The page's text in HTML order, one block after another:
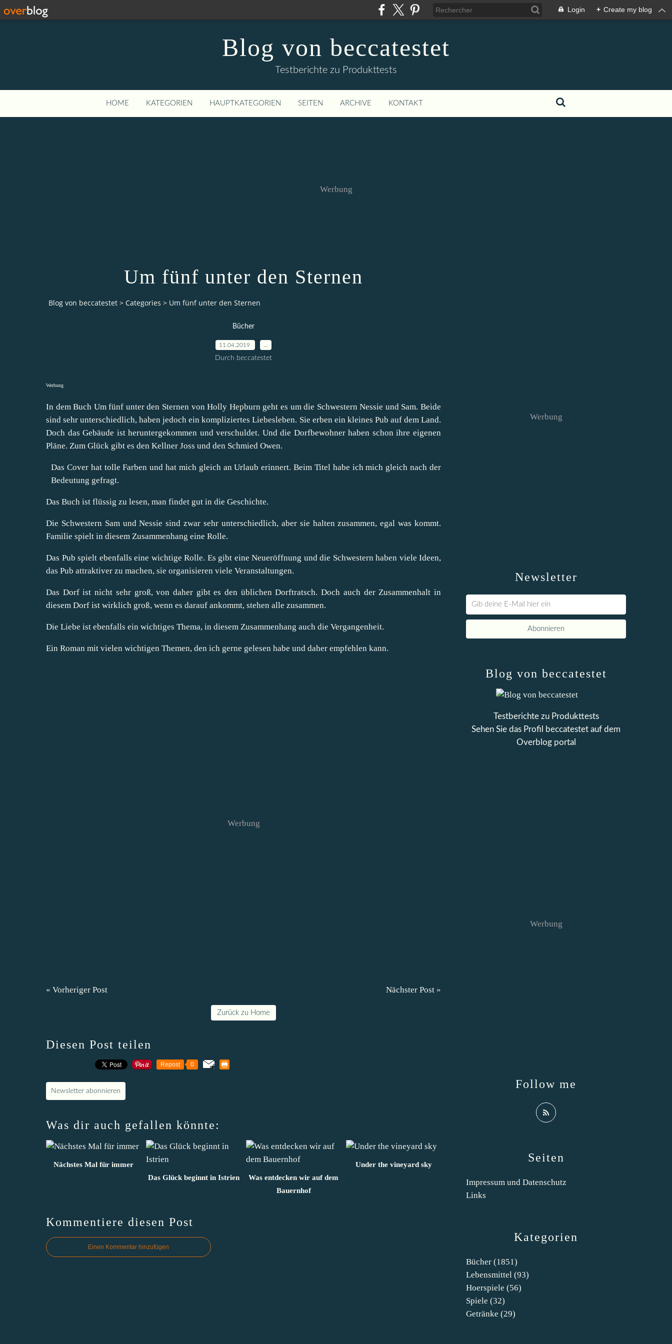
Login + Create my blog
Blog von beccatestet
Testberichte zu Produkttests
HOME KATEGORIEN HAUPTKATEGORIEN SEITEN ARCHIVE KONTAKT
Werbung
Um fünf unter den Sternen
Blog von beccatestet > Categories > Um fünf unter den Sternen
Bücher
11.04.2019
Durch beccatestet
Werbung
In dem Buch Um fünf unter den Sternen von Holly Hepburn geht es um die Schwestern Nessie und Sam. Beide
sind sehr unterschiedlich, haben jedoch ein kompliziertes Liebesleben. Sie erben ein kleines Pub auf dem Land.
Doch das Gebäude ist heruntergekommen und verschuldet. Und die Dorfbewohner haben schon ihre eigenen
Pläne. Zum Glück gibt es den Kellner Joss und den Schmied Owen.
Das Cover hat tolle Farben und hat mich gleich an Urlaub erinnert. Beim Titel habe ich mich gleich nach der
Bedeutung gefragt.
Das Buch ist flüssig zu lesen, man findet gut in die Geschichte.
Die Schwestern Sam und Nessie sind zwar sehr unterschiedlich, aber sie halten zusammen, egal was kommt.
Familie spielt in diesem Zusammenhang eine Rolle.
Das Pub spielt ebenfalls eine wichtige Rolle. Es gibt eine Neueröffnung und die Schwestern haben viele Ideen,
das Pub attraktiver zu machen, sie organisieren viele Veranstaltungen.
Das Dorf ist nicht sehr groß, von daher gibt es den üblichen Dorftratsch. Doch auch der Zusammenhalt in
diesem Dorf ist wirklich groß, wenn es darauf ankommt, stehen alle zusammen.
Die Liebe ist ebenfalls ein wichtiges Thema, in diesem Zusammenhang auch die Vergangenheit.
Ein Roman mit vielen wichtigen Themen, den ich gerne gelesen habe und daher empfehlen kann.
Werbung
« Vorheriger Post Nächster Post »
Zurück zu Home
Diesen Post teilen
Repost 0
Newsletter abonnieren
Was dir auch gefallen könnte:
Nächstes Mal für immer
Das Glück beginnt in Istrien
Was entdecken wir auf dem
Bauernhof
Under the vineyard sky
Kommentiere diesen Post
Einen Kommentar hinzufügen
Newsletter
Werbung
Kategorien
Bücher (1851)
Lebensmittel (93)
Hoerspiele (56)
Spiele (32)
Getränke (29)
Seiten
Impressum und Datenschutz
Links
Blog von beccatestet
Testberichte zu Produkttests
Sehen Sie das Profil
beccatestet auf dem
Overblog portal
Follow me
Werbung